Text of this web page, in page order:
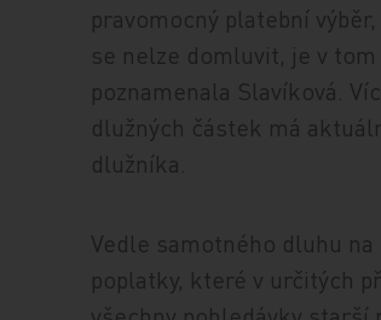
pravomocný platební
se nelze domluvit, je v
poznamenala Slavíková.
dlužných částek má
dlužníka.
Vedle samotného dluhu
poplatky, které v určitých